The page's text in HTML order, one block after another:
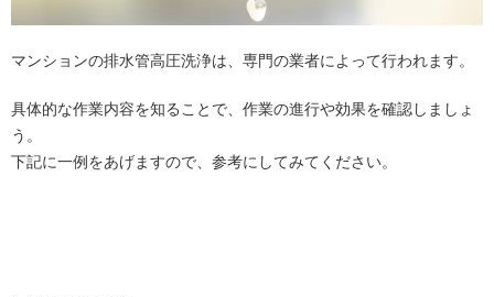
マンションの排水管高圧洗浄は、専門の業者によって行われます。
具体的な作業内容を知ることで、作業の進行や効果を確認しましょ
う。
下記に一例をあげますので、参考にしてみてください。